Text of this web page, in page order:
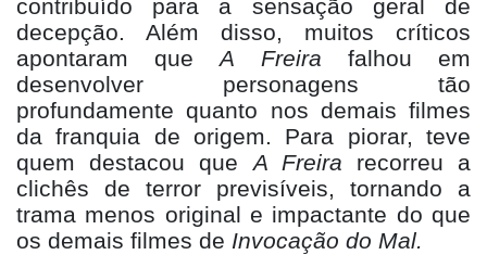
contribuído para a sensação geral de
decepção. Além disso, muitos críticos
apontaram queA Freira falhou em
desenvolver personagens tão
profundamente quanto nos demais filmes
da franquia de origem. Para piorar, teve
quem destacou queA Freira recorreu a
clichês de terror previsíveis, tornando a
trama menos original e impactante do que
os demais filmes de Invocação do Mal.